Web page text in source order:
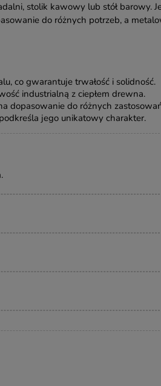
stolik kawowy lub stół barowy.
do różnych potrzeb, a
co gwarantuje trwałość i solidność.
industrialną z ciepłem drewna.
dopasowanie do różnych
jego unikatowy charakter.
.